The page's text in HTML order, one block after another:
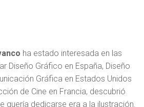
ha estado interesada en las
Diseño Gráfico en España, Diseño
Gráfica en Estados Unidos
de Cine en Francia, descubrió
quería dedicarse era a la ilustración.